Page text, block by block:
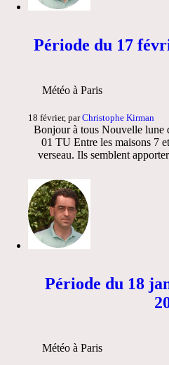
Période du 17
Météo à Paris
18 février, parChristophe Kirman
Bonjour à tous Nouvelle lune
01 TU Entre les maisons 7
verseau. Ils semblent
Période du 18
Météo à Paris